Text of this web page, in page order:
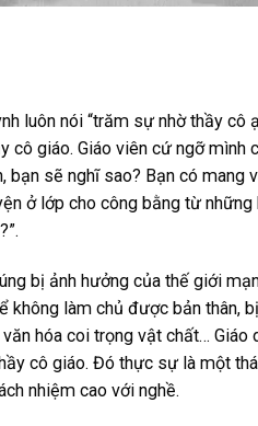
luôn nói “trăm sự nhờ thầy
giáo. Giáo viên cứ ngỡ mình
sẽ nghĩ sao? Bạn có mang
ở lớp cho công bằng từ
bị ảnh hưởng của thế giới
làm chủ được bản thân,
hóa coi trọng vật chất…
cô giáo. Đó thực sự là một
nhiệm cao với nghề.